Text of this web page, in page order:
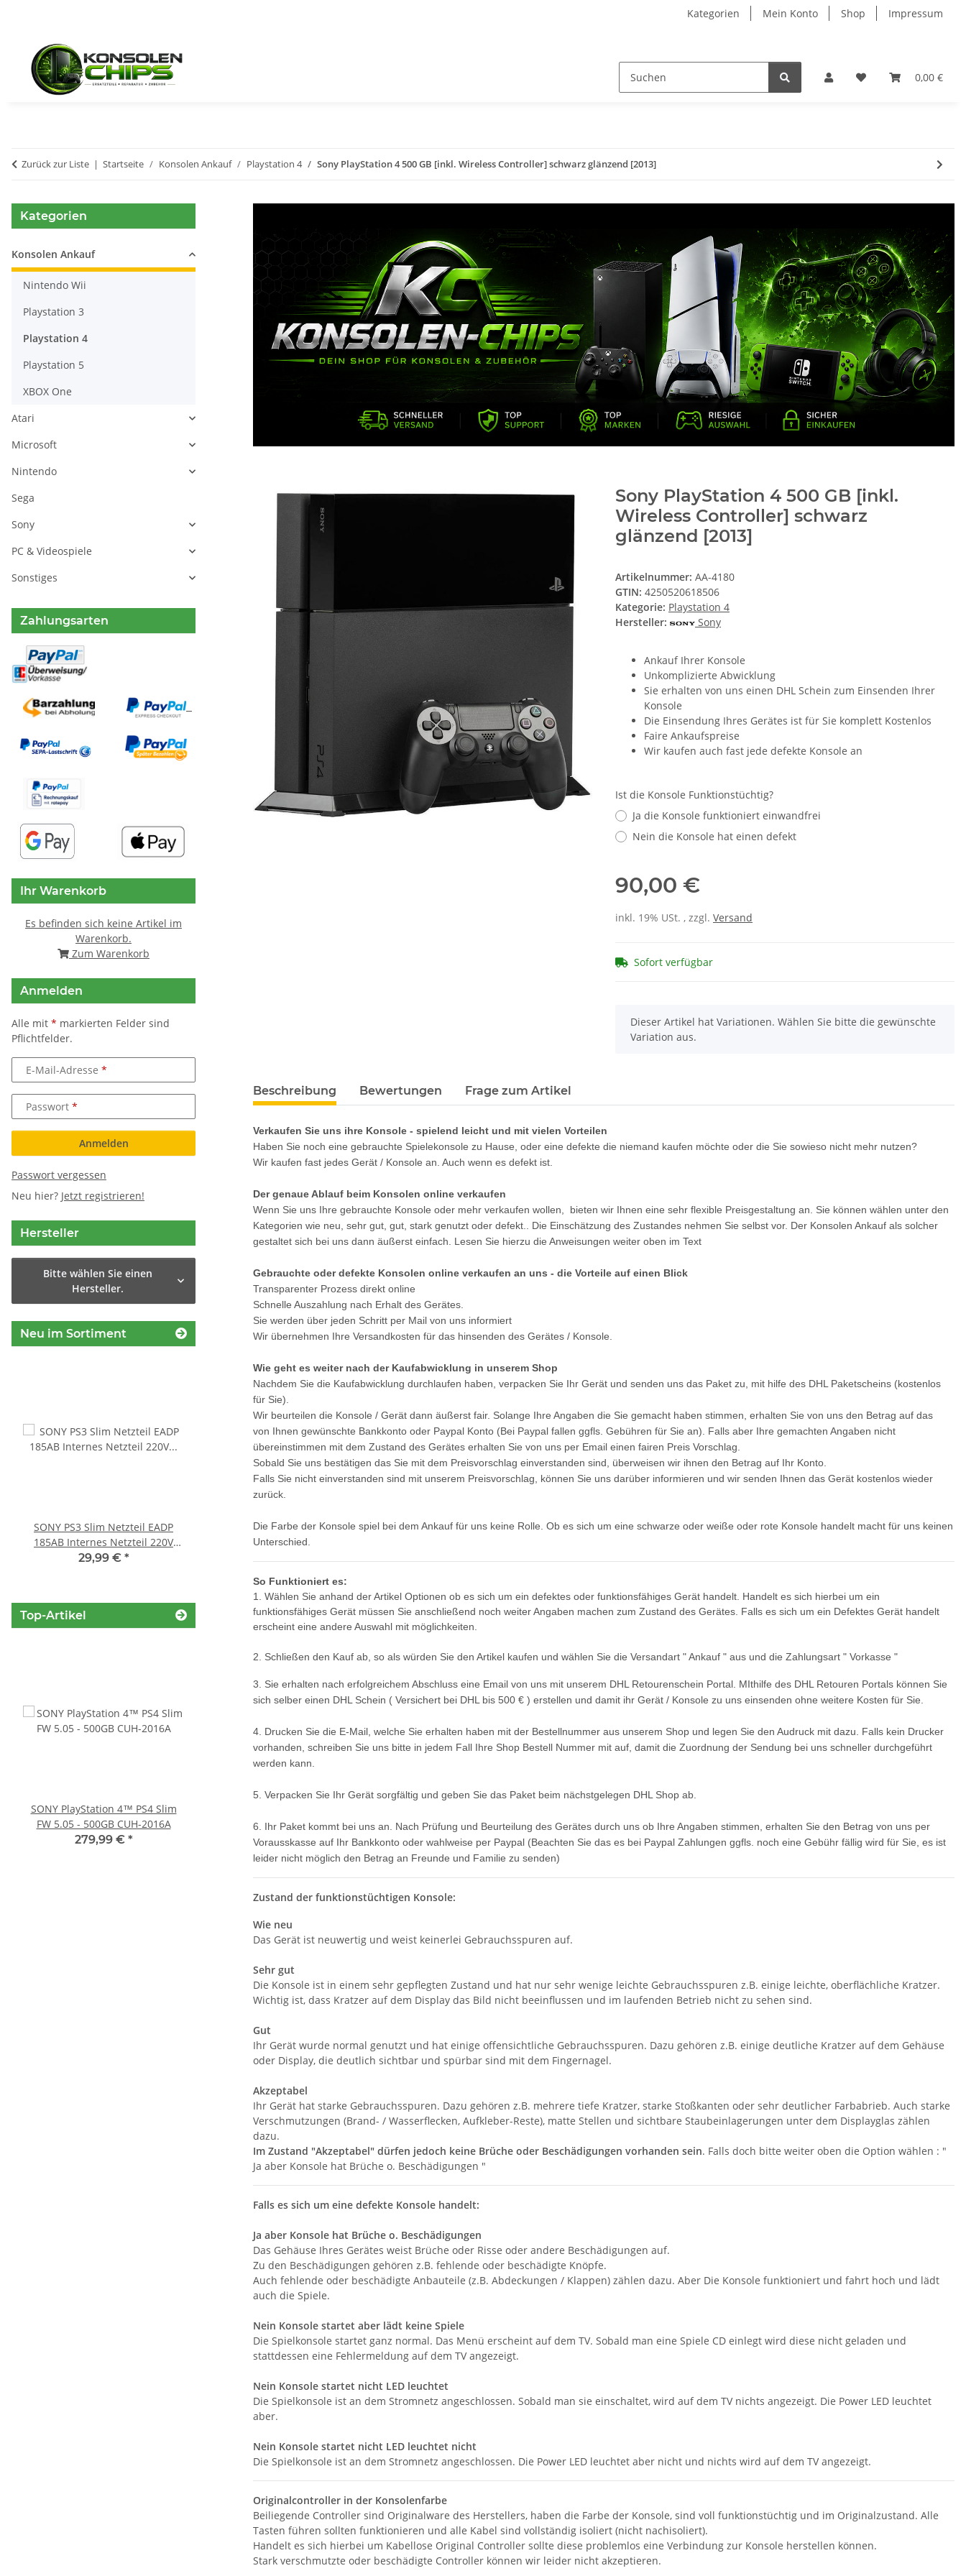
Kategorien Mein Konto Shop Impressum
0,00 €
Zurück zur Liste Startseite Konsolen Ankauf Playstation 4 Sony PlayStation 4 500 GB [inkl. Wireless Controller] schwarz glänzend [2013]
Sony PlayStation 4 500 GB [inkl.
Wireless Controller] schwarz
glänzend [2013]
Artikelnummer: AA-4180
GTIN: 4250520618506
Kategorie: Playstation 4
Hersteller:
Sony
Ankauf Ihrer Konsole
Unkomplizierte Abwicklung
Sie erhalten von uns einen DHL Schein zum Einsenden Ihrer
Konsole
Die Einsendung Ihres Gerätes ist für Sie komplett Kostenlos
Faire Ankaufspreise
Wir kaufen auch fast jede defekte Konsole an
Ist die Konsole Funktionstüchtig?
Ja die Konsole funktioniert einwandfrei
Nein die Konsole hat einen defekt
90,00 €
inkl. 19% USt. , zzgl. Versand
Sofort verfügbar
x
Dieser Artikel hat Variationen. Wählen Sie bitte die gewünschte
Variation aus.
Beschreibung Bewertungen Frage zum Artikel
Verkaufen Sie uns ihre Konsole - spielend leicht und mit vielen Vorteilen
Haben Sie noch eine gebrauchte Spielekonsole zu Hause, oder eine defekte die niemand kaufen möchte oder die Sie sowieso nicht mehr nutzen?
Wir kaufen fast jedes Gerät / Konsole an. Auch wenn es defekt ist.
Der genaue Ablauf beim Konsolen online verkaufen
Wenn Sie uns Ihre gebrauchte Konsole oder mehr verkaufen wollen, bieten wir Ihnen eine sehr flexible Preisgestaltung an. Sie können wählen unter den
Kategorien wie neu, sehr gut, gut, stark genutzt oder defekt.. Die Einschätzung des Zustandes nehmen Sie selbst vor. Der Konsolen Ankauf als solcher
gestaltet sich bei uns dann äußerst einfach. Lesen Sie hierzu die Anweisungen weiter oben im Text
Gebrauchte oder defekte Konsolen online verkaufen an uns - die Vorteile auf einen Blick
Transparenter Prozess direkt online
Schnelle Auszahlung nach Erhalt des Gerätes.
Sie werden über jeden Schritt per Mail von uns informiert
Wir übernehmen Ihre Versandkosten für das hinsenden des Gerätes / Konsole.
Wie geht es weiter nach der Kaufabwicklung in unserem Shop
Nachdem Sie die Kaufabwicklung durchlaufen haben, verpacken Sie Ihr Gerät und senden uns das Paket zu, mit hilfe des DHL Paketscheins (kostenlos
für Sie).
Wir beurteilen die Konsole / Gerät dann äußerst fair. Solange Ihre Angaben die Sie gemacht haben stimmen, erhalten Sie von uns den Betrag auf das
von Ihnen gewünschte Bankkonto oder Paypal Konto (Bei Paypal fallen ggfls. Gebühren für Sie an). Falls aber Ihre gemachten Angaben nicht
übereinstimmen mit dem Zustand des Gerätes erhalten Sie von uns per Email einen fairen Preis Vorschlag.
Sobald Sie uns bestätigen das Sie mit dem Preisvorschlag einverstanden sind, überweisen wir ihnen den Betrag auf Ihr Konto.
Falls Sie nicht einverstanden sind mit unserem Preisvorschlag, können Sie uns darüber informieren und wir senden Ihnen das Gerät kostenlos wieder
zurück.
Die Farbe der Konsole spiel bei dem Ankauf für uns keine Rolle. Ob es sich um eine schwarze oder weiße oder rote Konsole handelt macht für uns keinen
Unterschied.
So Funktioniert es:
1. Wählen Sie anhand der Artikel Optionen ob es sich um ein defektes oder funktionsfähiges Gerät handelt. Handelt es sich hierbei um ein
funktionsfähiges Gerät müssen Sie anschließend noch weiter Angaben machen zum Zustand des Gerätes. Falls es sich um ein Defektes Gerät handelt
erscheint eine andere Auswahl mit möglichkeiten.
2. Schließen den Kauf ab, so als würden Sie den Artikel kaufen und wählen Sie die Versandart " Ankauf " aus und die Zahlungsart " Vorkasse "
3. Sie erhalten nach erfolgreichem Abschluss eine Email von uns mit unserem DHL Retourenschein Portal. MIthilfe des DHL Retouren Portals können Sie
sich selber einen DHL Schein ( Versichert bei DHL bis 500 € ) erstellen und damit ihr Gerät / Konsole zu uns einsenden ohne weitere Kosten für Sie.
4. Drucken Sie die E-Mail, welche Sie erhalten haben mit der Bestellnummer aus unserem Shop und legen Sie den Audruck mit dazu. Falls kein Drucker
vorhanden, schreiben Sie uns bitte in jedem Fall Ihre Shop Bestell Nummer mit auf, damit die Zuordnung der Sendung bei uns schneller durchgeführt
werden kann.
5. Verpacken Sie Ihr Gerät sorgfältig und geben Sie das Paket beim nächstgelegen DHL Shop ab.
6. Ihr Paket kommt bei uns an. Nach Prüfung und Beurteilung des Gerätes durch uns ob Ihre Angaben stimmen, erhalten Sie den Betrag von uns per
Vorausskasse auf Ihr Bankkonto oder wahlweise per Paypal (Beachten Sie das es bei Paypal Zahlungen ggfls. noch eine Gebühr fällig wird für Sie, es ist
leider nicht möglich den Betrag an Freunde und Familie zu senden)
Zustand der funktionstüchtigen Konsole:
Wie neu
Das Gerät ist neuwertig und weist keinerlei Gebrauchsspuren auf.
Sehr gut
Die Konsole ist in einem sehr gepflegten Zustand und hat nur sehr wenige leichte Gebrauchsspuren z.B. einige leichte, oberflächliche Kratzer.
Wichtig ist, dass Kratzer auf dem Display das Bild nicht beeinflussen und im laufenden Betrieb nicht zu sehen sind.
Gut
Ihr Gerät wurde normal genutzt und hat einige offensichtliche Gebrauchsspuren. Dazu gehören z.B. einige deutliche Kratzer auf dem Gehäuse
oder Display, die deutlich sichtbar und spürbar sind mit dem Fingernagel.
Akzeptabel
Ihr Gerät hat starke Gebrauchsspuren. Dazu gehören z.B. mehrere tiefe Kratzer, starke Stoßkanten oder sehr deutlicher Farbabrieb. Auch starke
Verschmutzungen (Brand- / Wasserflecken, Aufkleber-Reste), matte Stellen und sichtbare Staubeinlagerungen unter dem Displayglas zählen
dazu.
Im Zustand "Akzeptabel" dürfen jedoch keine Brüche oder Beschädigungen vorhanden sein. Falls doch bitte weiter oben die Option wählen : "
Ja aber Konsole hat Brüche o. Beschädigungen "
Falls es sich um eine defekte Konsole handelt:
Ja aber Konsole hat Brüche o. Beschädigungen
Das Gehäuse Ihres Gerätes weist Brüche oder Risse oder andere Beschädigungen auf.
Zu den Beschädigungen gehören z.B. fehlende oder beschädigte Knöpfe.
Auch fehlende oder beschädigte Anbauteile (z.B. Abdeckungen / Klappen) zählen dazu. Aber Die Konsole funktioniert und fahrt hoch und lädt
auch die Spiele.
Nein Konsole startet aber lädt keine Spiele
Die Spielkonsole startet ganz normal. Das Menü erscheint auf dem TV. Sobald man eine Spiele CD einlegt wird diese nicht geladen und
stattdessen eine Fehlermeldung auf dem TV angezeigt.
Nein Konsole startet nicht LED leuchtet
Die Spielkonsole ist an dem Stromnetz angeschlossen. Sobald man sie einschaltet, wird auf dem TV nichts angezeigt. Die Power LED leuchtet
aber.
Nein Konsole startet nicht LED leuchtet nicht
Die Spielkonsole ist an dem Stromnetz angeschlossen. Die Power LED leuchtet aber nicht und nichts wird auf dem TV angezeigt.
Originalcontroller in der Konsolenfarbe
Beiliegende Controller sind Originalware des Herstellers, haben die Farbe der Konsole, sind voll funktionstüchtig und im Originalzustand. Alle
Tasten führen sollten funktionieren und alle Kabel sind vollständig isoliert (nicht nachisoliert).
Handelt es sich hierbei um Kabellose Original Controller sollte diese problemlos eine Verbindung zur Konsole herstellen können.
Stark verschmutzte oder beschädigte Controller können wir leider nicht akzeptieren.
Kategorien
Konsolen Ankauf
Nintendo Wii
Playstation 3
Playstation 4
Playstation 5
XBOX One
Atari
Microsoft
Nintendo
Sega
Sony
PC & Videospiele
Sonstiges
Zahlungsarten
Ihr Warenkorb
Es befinden sich keine Artikel im
Warenkorb.
Zum Warenkorb
Anmelden
Alle mit * markierten Felder sind
Pflichtfelder.
E-Mail-Adresse
Passwort
Anmelden
Passwort vergessen
Neu hier? Jetzt registrieren!
Hersteller
Bitte wählen Sie einen
Hersteller.
Neu im Sortiment
SONY PS3 Slim Netzteil EADP
185AB Internes Netzteil 220V
gerbaucht
29,99 € *
Sony Playstation 3 KEM KES
450EAA PS3 Schlitten ohne Laser
12,99 €*
SONY PS3 Slim Netzteil EADP
29,99 €*
SONY PS3 Slim Netzteil EADP
29,99 €*
Sony Playstation 3 KEM KES
12,99 €*
Top-Artikel
SONY PlayStation 4™ PS4 Slim
FW 5.05 - 500GB CUH-2016A
279,99 € *
Netzteil 220V 135 Watt - 12V -
10.83A * gebraucht
36,99 €*
FW 7.55 CFW Fähig Debug
Settings - 500GB CUH-2016A
299,99 €*
FW 5.05 - 500GB CUH-2016A
279,99 €*
Netzteil 220V 135 Watt - 12V -
10.83A * gebraucht
36,99 €*